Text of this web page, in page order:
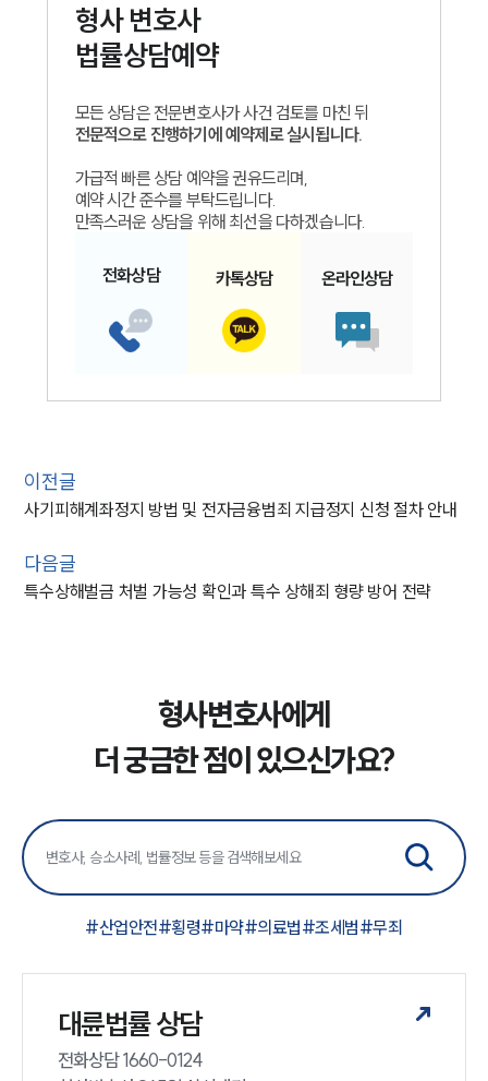
형사변호사
법률상담예약
모든 상담은 전문변호사가 사건 검토를 마친 뒤
전문적으로 진행하기에 예약제로 실시됩니다.
가급적 빠른 상담 예약을 권유드리며,
예약 시간 준수를 부탁드립니다.
만족스러운 상담을 위해 최선을 다하겠습니다.
전화상담 카톡상담 온라인상담
이전글
사기피해계좌정지 방법 및 전자금융범죄 지급정지 신청 절차 안내
다음글
특수상해벌금 처벌 가능성 확인과 특수 상해죄 형량 방어 전략
형사변호사에게
더 궁금한 점이 있으신가요?
#산업안전#횡령#마약#의료법#조세범#무죄
대륜법률 상담
전화상담 1660-0124